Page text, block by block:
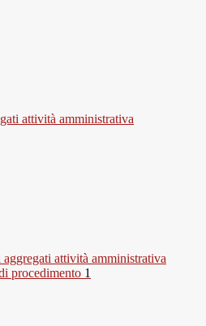
attività amministrativa
aggregati attività amministrativa
procedimento 1